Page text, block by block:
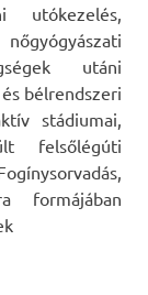
utáni
bélrendszeri
stádiumai,
felsőlégúti
formájában